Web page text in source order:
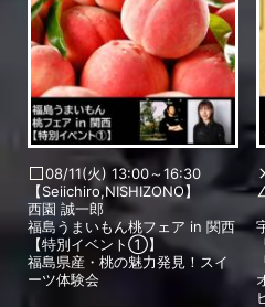
08/11(火) 13:00～16:30
【Seiichiro,NISHIZONO】
西園 誠一郎
福島うまいもん桃フェア in 関西
【特別イベント①】
福島県産・桃の魅力発見！スイ
ーツ体験会